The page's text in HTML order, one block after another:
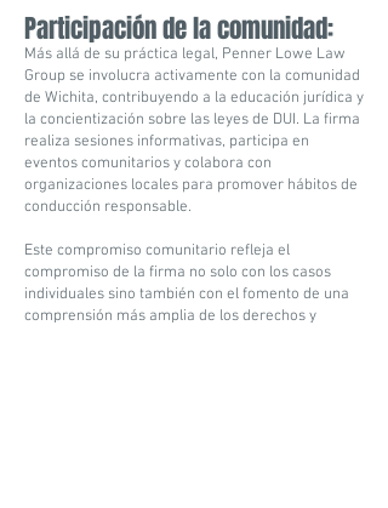
Participación de la comunidad:
Más allá de su práctica legal, Penner Lowe Law
Group se involucra activamente con la comunidad
de Wichita, contribuyendo a la educación jurídica y
la concientización sobre las leyes de DUI. La firma
realiza sesiones informativas, participa en
eventos comunitarios y colabora con
organizaciones locales para promover hábitos de
conducción responsable.
Este compromiso comunitario refleja el
compromiso de la firma no solo con los casos
individuales sino también con el fomento de una
comprensión más amplia de los derechos y